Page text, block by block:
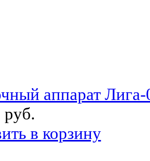
аппарат Лига-
руб.
в корзину